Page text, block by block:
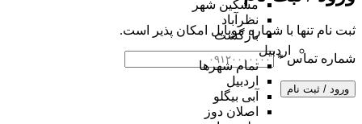
ثبت نام تنها با شماره موبایل امکان پذیر است.
شماره تماس*
ورود / ثبت نام
مشکین شهر
نظرآباد
بازگشت
اردبیل
تمام شهر‌ها
اردبیل
آبی بیگلو
اصلان دوز